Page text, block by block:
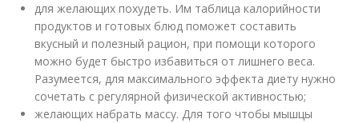
для желающих похудеть. Им таблица калорийности
продуктов и готовых блюд поможет составить
вкусный и полезный рацион, при помощи которого
можно будет быстро избавиться от лишнего веса.
Разумеется, для максимального эффекта диету нужно
сочетать с регулярной физической активностью;
желающих набрать массу. Для того чтобы мышцы